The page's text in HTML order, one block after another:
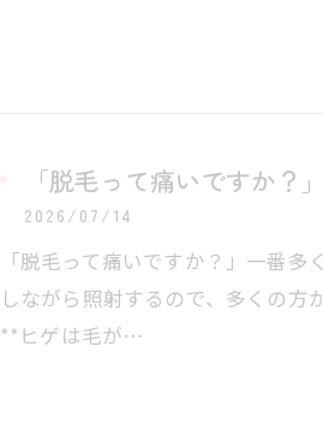
「脱毛って痛いですか？」
2026/07/14
「脱毛って痛いですか？」一番
しながら照射するので、多くの方
**ヒゲは毛が…